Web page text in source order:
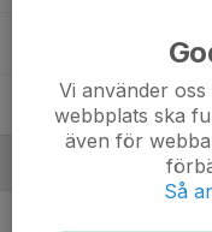
29. Jonathan
41. Edvard
Vi använder
webbplats ska
även för
Så